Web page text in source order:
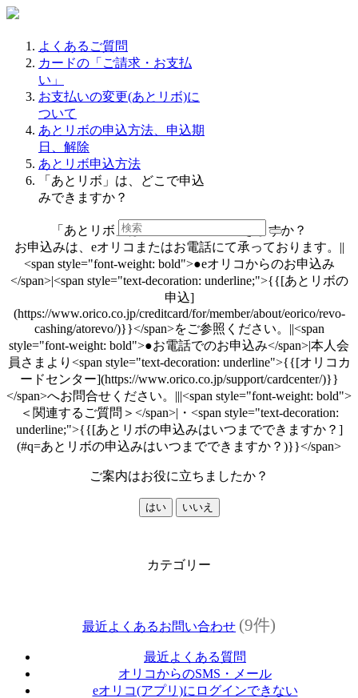
よくあるご質問
カードの「ご請求・お支払
い」
お支払いの変更(あとリボ)に
ついて
あとリボの申込方法、申込期
日、解除
あとリボ申込方法
「あとリボ」は、どこで申込
みできますか？
「あとリボ」は、どこで申込みできますか？
お申込みは、eオリコまたはお電話にて承っております。||
<span style="font-weight: bold">●eオリコからのお申込み
</span>|<span style="text-decoration: underline;">{{[あとリボの
申込]
(https://www.orico.co.jp/creditcard/for/member/about/eorico/revo-
cashing/atorevo/)}}</span>をご参照ください。||<span
style="font-weight: bold">●お電話でのお申込み</span>|本人会
員さまより<span style="text-decoration: underline">{{[オリコカ
ードセンター](https://www.orico.co.jp/support/cardcenter/)}}
</span>へお問合せください。|||<span style="font-weight: bold">
＜関連するご質問＞</span>|・<span style="text-decoration:
underline;">{{[あとリボの申込みはいつまでできますか？]
(#q=あとリボの申込みはいつまでできますか？)}}</span>
ご案内はお役に立ちましたか？
はい いいえ
カテゴリー
最近よくあるお問い合わせ (9件)
最近よくある質問
オリコからのSMS・メール
eオリコ(アプリ)にログインできない